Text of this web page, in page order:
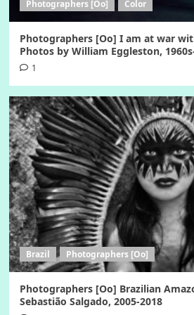
Photographers [Oo] Color
Photographers [Oo] I am at war
Photos by William Eggleston,
1
Brazil Photographers [Oo]
Photographers [Oo] Brazilian
Sebastião Salgado, 2005-2018